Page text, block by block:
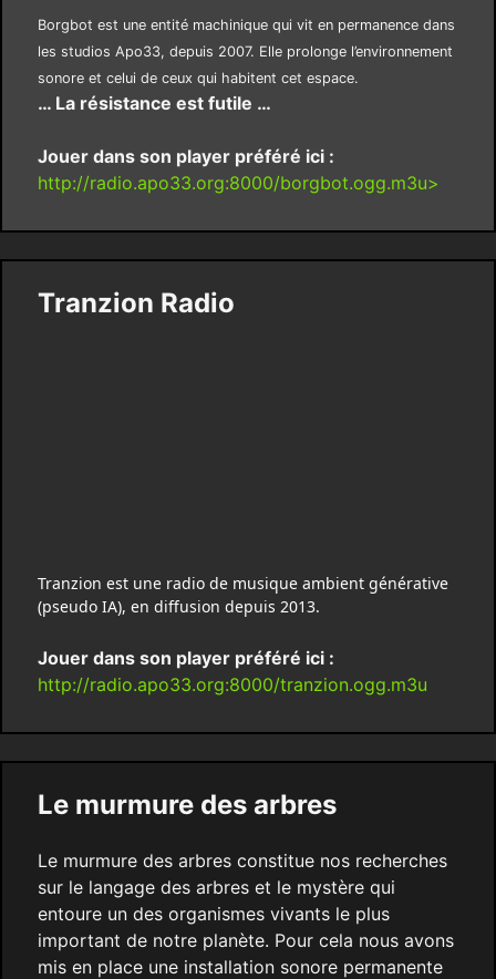
Borgbot est une entité machinique qui vit en permanence dans
les studios Apo33, depuis 2007. Elle prolonge l’environnement
sonore et celui de ceux qui habitent cet espace.
… La résistance est futile …
Jouer dans son player préféré ici :
http://radio.apo33.org:8000/borgbot.ogg.m3u>
Tranzion Radio
Tranzion est une radio de musique ambient générative
(pseudo IA), en diffusion depuis 2013.
Jouer dans son player préféré ici :
http://radio.apo33.org:8000/tranzion.ogg.m3u
Le murmure des arbres
Le murmure des arbres constitue nos recherches
sur le langage des arbres et le mystère qui
entoure un des organismes vivants le plus
important de notre planète. Pour cela nous avons
mis en place une installation sonore permanente